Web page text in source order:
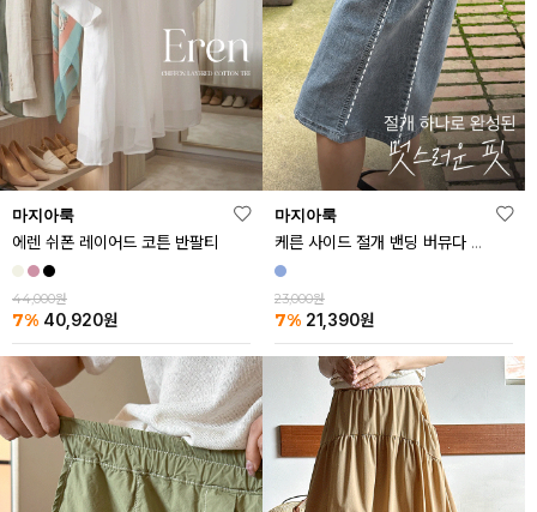
마지아룩
에렌 쉬폰 레이어드 코튼 반팔티
44,000원
7% 40,920원
마지아룩
케른 사이드 절개 밴딩 버뮤다 데님 반바지
23,000원
7% 21,390원